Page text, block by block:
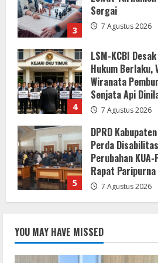
4
Wiranata
Senjata Api
7 Agustus 2026
5
DPRD
Perda
Perubahan
Rapat Paripurna
7 Agustus 2026
1
Bupati dan
Rapat Evaluasi
2026
7 Agustus 2026
Perkuat Literasi
YOU MAY HAVE MISSED